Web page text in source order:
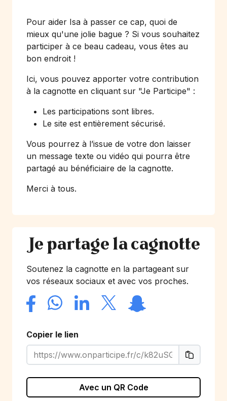
Pour aider Isa à passer ce cap, quoi de
mieux qu'une jolie bague ? Si vous souhaitez
participer à ce beau cadeau, vous êtes au
bon endroit !
Ici, vous pouvez apporter votre contribution
à la cagnotte en cliquant sur "Je Participe" :
Les participations sont libres.
Le site est entièrement sécurisé.
Vous pourrez à l’issue de votre don laisser
un message texte ou vidéo qui pourra être
partagé au bénéficiaire de la cagnotte.
Merci à tous.
Je partage la cagnotte
Soutenez la cagnotte en la partageant sur
vos réseaux sociaux et avec vos proches.
Copier le lien
Avec un QR Code